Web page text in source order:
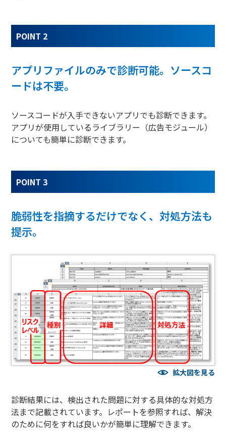
POINT 2
アプリファイルのみで診断可能。ソースコ
ードは不要。
ソースコードが入手できないアプリでも診断できます。
アプリが使用しているライブラリー（広告モジュール）
についても簡単に診断できます。
POINT 3
脆弱性を指摘するだけでなく、対処方法も
提示。
拡大図を見る
診断結果には、検出された問題に対する具体的な対処方
法まで記載されています。レポートを参照すれば、解決
のために何をすれば良いかが簡単に理解できます。